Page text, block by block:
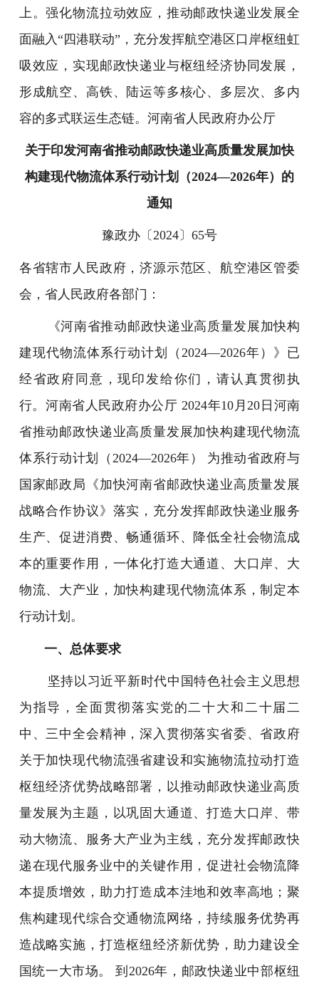
上。强化物流拉动效应，推动邮政快递业发展全
面融入“四港联动”，充分发挥航空港区口岸枢纽虹
吸效应，实现邮政快递业与枢纽经济协同发展，
形成航空、高铁、陆运等多核心、多层次、多内
容的多式联运生态链。河南省人民政府办公厅
关于印发河南省推动邮政快递业高质量发展加快
构建现代物流体系行动计划（2024—2026年）的
通知
豫政办〔2024〕65号
各省辖市人民政府，济源示范区、航空港区管委
会，省人民政府各部门：
《河南省推动邮政快递业高质量发展加快构
建现代物流体系行动计划（2024—2026年）》已
经省政府同意，现印发给你们，请认真贯彻执
行。河南省人民政府办公厅 2024年10月20日河南
省推动邮政快递业高质量发展加快构建现代物流
体系行动计划（2024—2026年） 为推动省政府与
国家邮政局《加快河南省邮政快递业高质量发展
战略合作协议》落实，充分发挥邮政快递业服务
生产、促进消费、畅通循环、降低全社会物流成
本的重要作用，一体化打造大通道、大口岸、大
物流、大产业，加快构建现代物流体系，制定本
行动计划。
一、总体要求
坚持以习近平新时代中国特色社会主义思想
为指导，全面贯彻落实党的二十大和二十届二
中、三中全会精神，深入贯彻落实省委、省政府
关于加快现代物流强省建设和实施物流拉动打造
枢纽经济优势战略部署，以推动邮政快递业高质
量发展为主题，以巩固大通道、打造大口岸、带
动大物流、服务大产业为主线，充分发挥邮政快
递在现代服务业中的关键作用，促进社会物流降
本提质增效，助力打造成本洼地和效率高地；聚
焦构建现代综合交通物流网络，持续服务优势再
造战略实施，打造枢纽经济新优势，助力建设全
国统一大市场。 到2026年，邮政快递业中部枢纽